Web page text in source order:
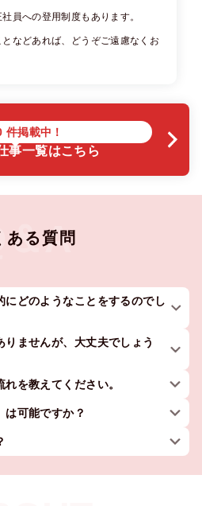
員への登用制度もあります。
などあれば、どうぞご遠慮なくお
件掲載中！
事一覧はこちら
ある質問
にどのようなことをするのでし
ませんが、大丈夫でしょう
を教えてください。
は可能ですか？